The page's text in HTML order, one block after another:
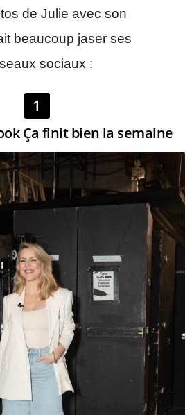
de Julie avec son
beaucoup jaser ses
sociaux :
1
Ça finit bien la semaine